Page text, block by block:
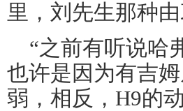
里，刘先生那种
“之前有听说哈
也许是因为有吉
弱，相反，H9的